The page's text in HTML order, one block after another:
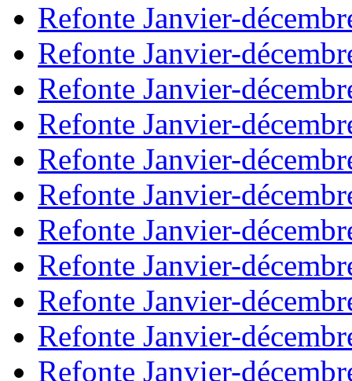
Refonte Janvier-
Refonte Janvier-
Refonte Janvier-
Refonte Janvier-
Refonte Janvier-
Refonte Janvier-
Refonte Janvier-
Refonte Janvier-
Refonte Janvier-
Refonte Janvier-
Refonte Janvier-